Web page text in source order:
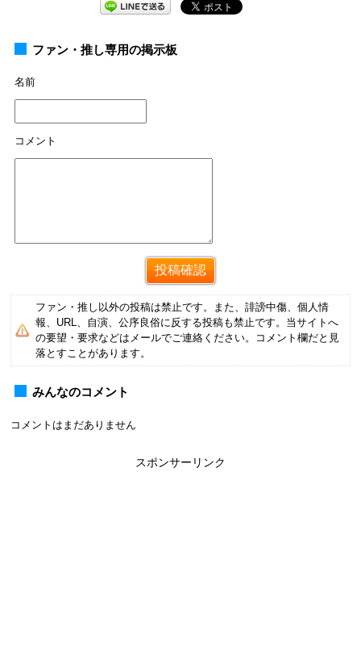
ファン・推し専用の掲示板
名前
コメント
ファン・推し以外の投稿は禁止です。また、誹謗中傷、個人情
報、URL、自演、公序良俗に反する投稿も禁止です。当サイトへ
の要望・要求などはメールでご連絡ください。コメント欄だと見
落とすことがあります。
みんなのコメント
コメントはまだありません
スポンサーリンク